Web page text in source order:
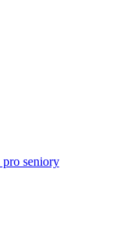
pro seniory